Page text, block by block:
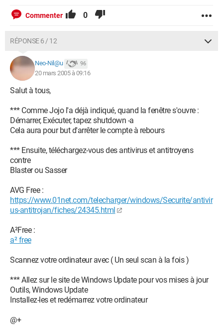
Commenter 0
RÉPONSE 6 / 12
Neo-Nil@u 96
20 mars 2005 à 09:16
Salut à tous,
*** Comme Jojo l'a déjà indiqué, quand la fenêtre s'ouvre :
Démarrer, Exécuter, tapez shutdown -a
Cela aura pour but d'arrêter le compte à rebours
*** Ensuite, téléchargez-vous des antivirus et antitroyens
contre
Blaster ou Sasser
AVG Free :
https://www.01net.com/telecharger/windows/Securite/antivir
us-antitrojan/fiches/24345.html
A²Free :
a² free
Scannez votre ordinateur avec ( Un seul scan à la fois )
*** Allez sur le site de Windows Update pour vos mises à jour
Outils, Windows Update
Installez-les et redémarrez votre ordinateur
@+